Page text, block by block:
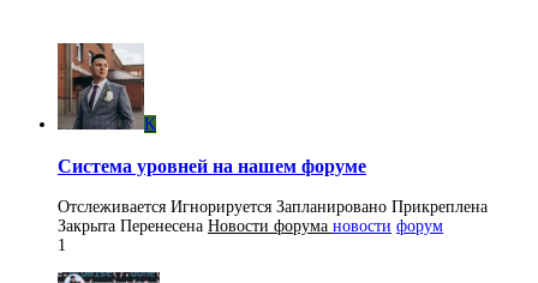
K
Система уровней на нашем форуме
Отслеживается Игнорируется Запланировано Прикреплена
Закрыта Перенесена Новости форума новости форум
1